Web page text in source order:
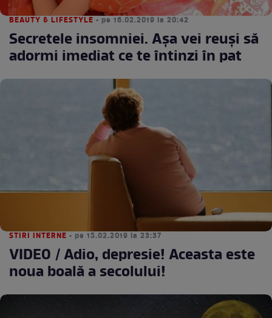
BEAUTY & LIFESTYLE • pe 16.02.2019 la 20:42
Secretele insomniei. Așa vei reuși să
adormi imediat ce te întinzi în pat
STIRI INTERNE • pe 15.02.2019 la 23:37
VIDEO / Adio, depresie! Aceasta este
noua boală a secolului!